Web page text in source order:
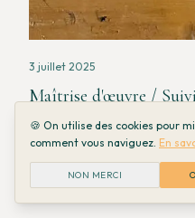
3 juillet 2025
Maîtrise d'œuvre /
accompagnement
La maîtrise d'œuvre en
chantier de A à Z pour un
dans les délais et le budget.
🍪 On utilise des cookies pour
comment vous naviguez. En
NON MERCI